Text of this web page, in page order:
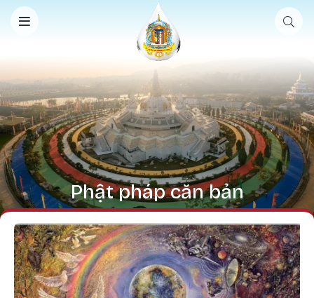
Nhảy đến nội dung
Phật pháp căn bản